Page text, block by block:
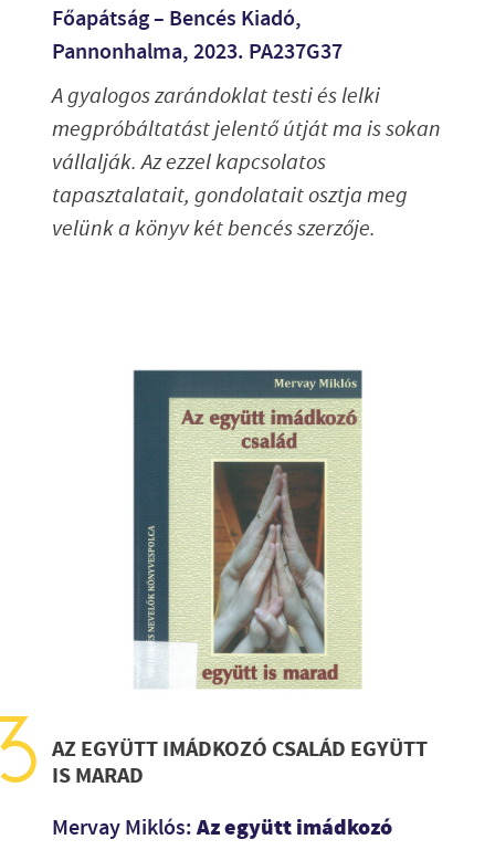
Főapátság – Bencés Kiadó,
Pannonhalma, 2023. PA237G37
A gyalogos zarándoklat testi és lelki
megpróbáltatást jelentő útját ma is sokan
vállalják. Az ezzel kapcsolatos
tapasztalatait, gondolatait osztja meg
velünk a könyv két bencés szerzője.
AZ EGYÜTT IMÁDKOZÓ CSALÁD EGYÜTT
IS MARAD
Mervay Miklós:Az együtt imádkozó